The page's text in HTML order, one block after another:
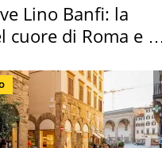
Lino Banfi: la
cuore di Roma e i